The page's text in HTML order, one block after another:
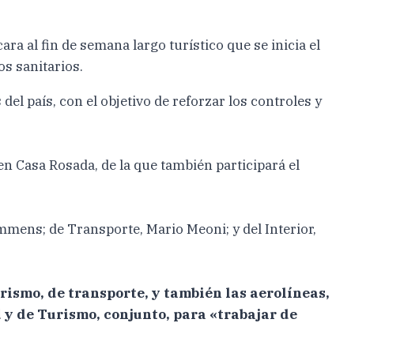
al fin de semana largo turístico que se inicia el
sanitarios.
país, con el objetivo de reforzar los controles y
Casa Rosada, de la que también participará el
de Transporte, Mario Meoni; y del Interior,
de transporte, y también las aerolíneas,
y de Turismo, conjunto, para «trabajar de